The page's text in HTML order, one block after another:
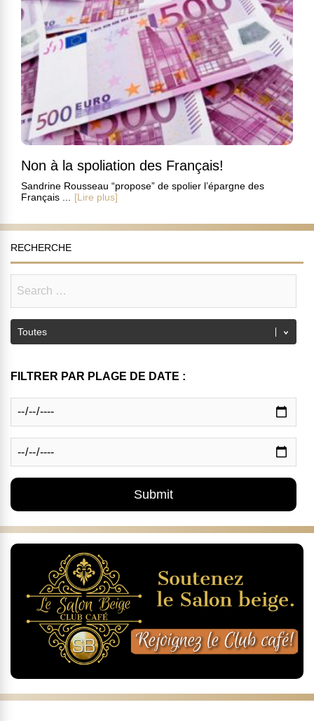
Non à la spoliation des Français!
Sandrine Rousseau “propose” de spolier l’épargne des
Français ...
[Lire plus]
RECHERCHE
FILTRER PAR PLAGE DE DATE :